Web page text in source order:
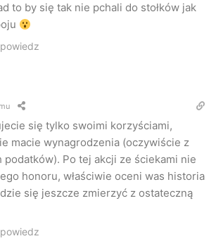
mieszkańców, którzy z kolei
przepisy ustawy o zbiorowym
i zbiorowym odprowadzaniu
że ilość odprowadzonych
podstawie wskazań urządzeń
to by się tak nie pchali do stołków jak
się tylko swoimi korzyściami,
macie wynagrodzenia (oczywiście z
podatków). Po tej akcji ze ściekami nie
honoru, właściwie oceni was historia
się jeszcze zmierzyć z ostateczną